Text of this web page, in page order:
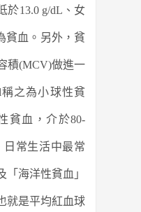
於13.0 g/dL、女
貧血。另外，貧
積(MCV)做進一
之為小球性貧
貧血，介於80-
日常生活中最常
海洋性貧血」
就是平均紅血球